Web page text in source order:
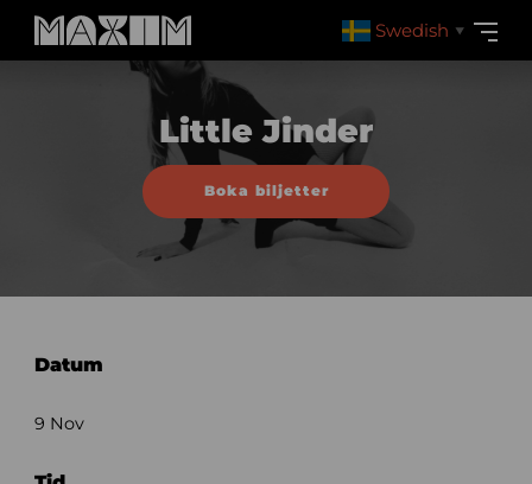
Swedish ▼
Little Jinder
Boka biljetter
Datum
9 Nov